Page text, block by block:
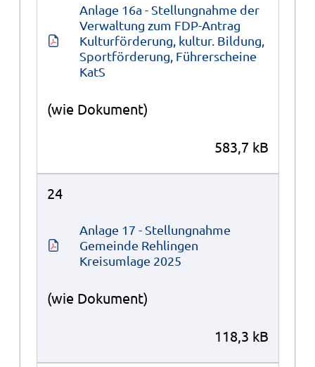
Anlage 16a - Stellungnahme der
Verwaltung zum FDP-Antrag
Kulturförderung, kultur. Bildung,
Sportförderung, Führerscheine
KatS
(wie Dokument)
583,7 kB
24
Anlage 17 - Stellungnahme
Gemeinde Rehlingen
Kreisumlage 2025
(wie Dokument)
118,3 kB